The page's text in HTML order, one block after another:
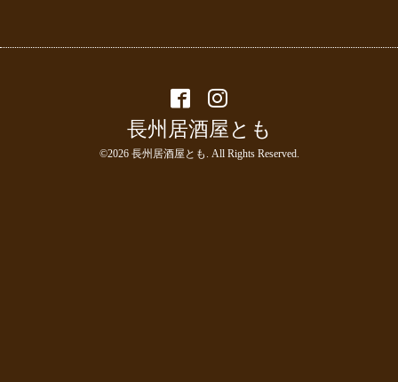
長州居酒屋とも
©2026 長州居酒屋とも . All Rights Reserved.